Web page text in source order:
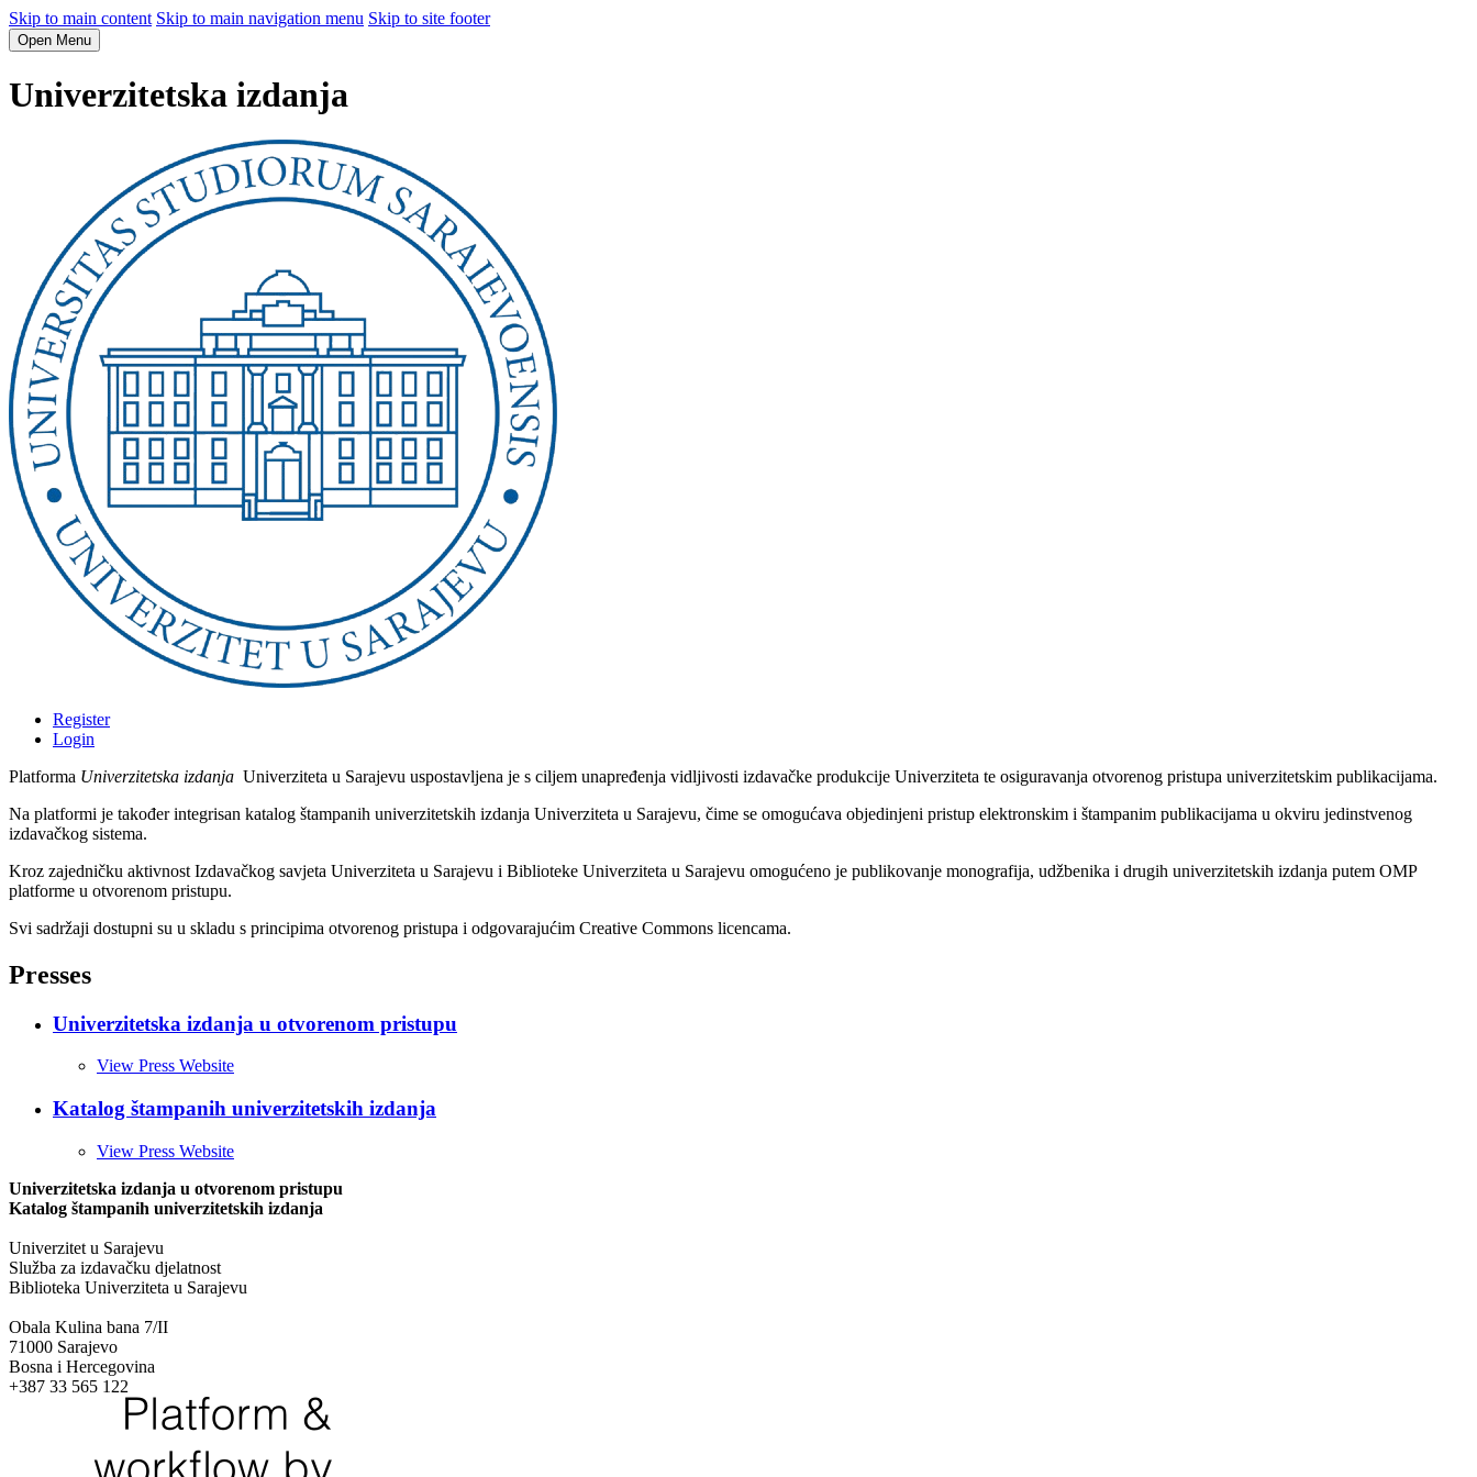
Skip to main content Skip to main navigation menu Skip to site footer
Open Menu
Univerzitetska izdanja
Register
Login
Platforma Univerzitetska izdanja Univerziteta u Sarajevu uspostavljena je s ciljem unapređenja vidljivosti izdavačke produkcije Univerziteta te osiguravanja otvorenog pristupa univerzitetskim publikacijama.
Na platformi je također integrisan katalog štampanih univerzitetskih izdanja Univerziteta u Sarajevu, čime se omogućava objedinjeni pristup elektronskim i štampanim publikacijama u okviru jedinstvenog
izdavačkog sistema.
Kroz zajedničku aktivnost Izdavačkog savjeta Univerziteta u Sarajevu i Biblioteke Univerziteta u Sarajevu omogućeno je publikovanje monografija, udžbenika i drugih univerzitetskih izdanja putem OMP
platforme u otvorenom pristupu.
Svi sadržaji dostupni su u skladu s principima otvorenog pristupa i odgovarajućim Creative Commons licencama.
Presses
Univerzitetska izdanja u otvorenom pristupu
View Press Website
Katalog štampanih univerzitetskih izdanja
View Press Website
Univerzitetska izdanja u otvorenom pristupu
Katalog štampanih univerzitetskih izdanja
Univerzitet u Sarajevu
Služba za izdavačku djelatnost
Biblioteka Univerziteta u Sarajevu
Obala Kulina bana 7/II
71000 Sarajevo
Bosna i Hercegovina
+387 33 565 122